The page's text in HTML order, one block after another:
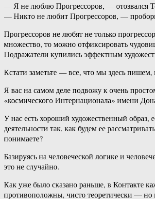
— Я не люблю Прогрессоров, — отозвался
— Никто не любит Прогрессоров, —
Прогрессоров не любят не только
множество, то можно отфиксировать
Подражатели купились эффектным
Кстати заметьте — все, что мы здесь
Я вас на самом деле подвожу к очень
«космического Интернационала» имени
У нас есть хороший художественный
деятельности так, как будем ее
понимаете?
Базируясь на человеческой логике и
это не случайно.
Как уже было сказано раньше, в Контакте
противоположны, чисто теоретически —